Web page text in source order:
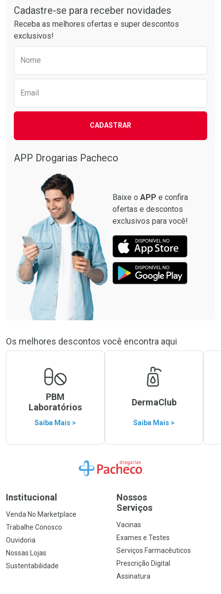
Por R$ 49,27/cada
Por R$ 20,24/cada
Cadastre-se para receber novidades
Receba as melhores ofertas e super descontos
exclusivos!
Nome
Email
CADASTRAR
APP Drogarias Pacheco
Baixe o APP e confira
ofertas e descontos
exclusivos para você!
Os melhores descontos você encontra aqui
PBM
Laboratórios
Saiba Mais >
DermaClub
Saiba Mais >
Ir para a Home
Institucional
Venda No Marketplace
Trabalhe Conosco
Ouvidoria
Nossas Lojas
Sustentabilidade
Nossos
Serviços
Vacinas
Exames e Testes
Serviços Farmacêuticos
Prescrição Digital
Assinatura